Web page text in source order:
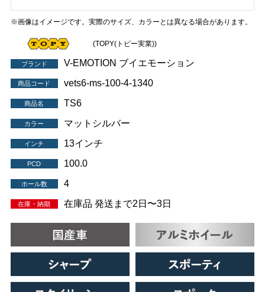
※画像はイメージです。実際のサイズ、カラーとは異なる場合があります。
(TOPY(トピー実業))
ブランド V-EMOTION ブイエモーション
商品コード vets6-ms-100-4-1340
商品名 TS6
カラー マットシルバー
インチ 13インチ
PCD 100.0
ホール数 4
在庫・納期 在庫品 発送まで2日〜3日